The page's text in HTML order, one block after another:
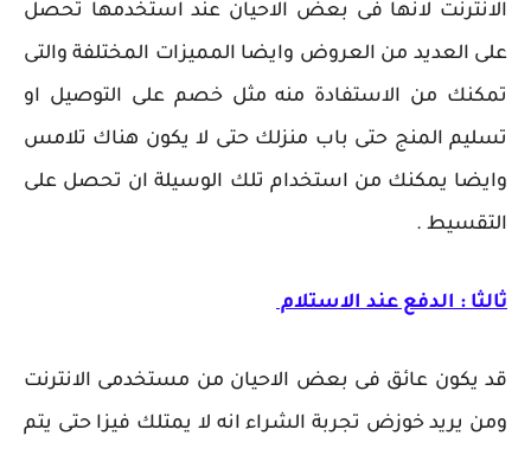
الانترنت لانها فى بعض الاحيان عند استخدمها تحصل
على العديد من العروض وايضا المميزات المختلفة والتى
تمكنك من الاستفادة منه مثل خصم على التوصيل او
تسليم المنج حتى باب منزلك حتى لا يكون هناك تلامس
وايضا يمكنك من استخدام تلك الوسيلة ان تحصل على
التقسيط .
ثالثا : الدفع عند الاستلام
قد يكون عائق فى بعض الاحيان من مستخدمى الانترنت
ومن يريد خوزض تجربة الشراء انه لا يمتلك فيزا حتى يتم